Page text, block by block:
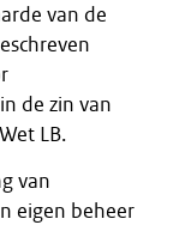
van de
de zin van
LB.
van
eigen beheer